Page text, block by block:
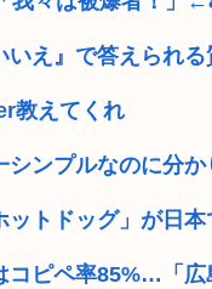
いえ』で答えられ
教えてくれ
シンプルなのに分
ットドッグ」が日
コピペ率85%…「